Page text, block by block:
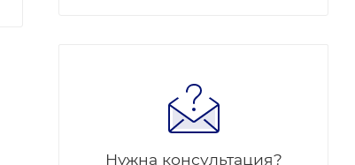
Нужна консультация?